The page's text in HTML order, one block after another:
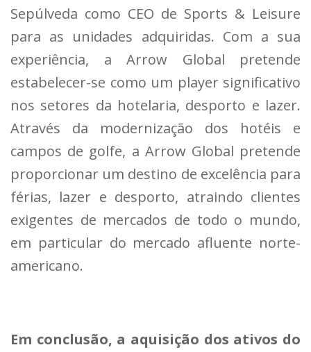
Sepúlveda como CEO de Sports & Leisure
para as unidades adquiridas. Com a sua
experiência, a Arrow Global pretende
estabelecer-se como um player significativo
nos setores da hotelaria, desporto e lazer.
Através da modernização dos hotéis e
campos de golfe, a Arrow Global pretende
proporcionar um destino de excelência para
férias, lazer e desporto, atraindo clientes
exigentes de mercados de todo o mundo,
em particular do mercado afluente norte-
americano.
Em conclusão, a aquisição dos ativos do